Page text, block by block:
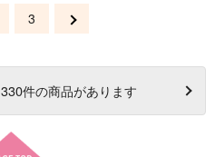
3
330件の商品があります